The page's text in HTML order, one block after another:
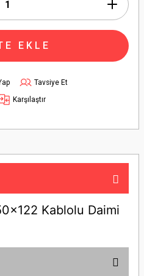
EKLE
Tavsiye Et
Karşılaştır
Kablolu Daimi